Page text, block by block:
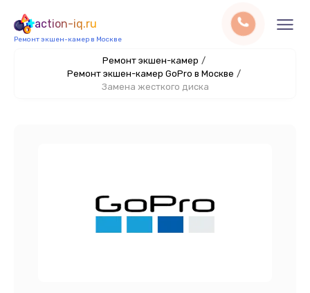
action-iq.ru
Ремонт экшен-камер в Москве
Ремонт экшен-камер /
Ремонт экшен-камер GoPro в Москве /
Замена жесткого диска